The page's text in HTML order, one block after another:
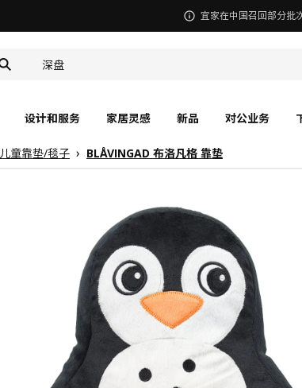
宜家在中国召回部分批
食品盒
设计和服务 家居灵感 新品 对公业务
儿童靠垫/毯子 BLÅVINGAD 布洛凡格 靠垫